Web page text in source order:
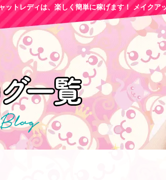
ットレディは、楽しく簡単に稼げます！ メイクア